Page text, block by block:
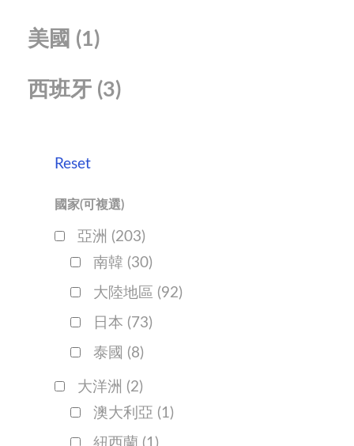
美國 (1)
西班牙 (3)
Reset
國家(可複選)
亞洲 (203)
南韓 (30)
大陸地區 (92)
日本 (73)
泰國 (8)
大洋洲 (2)
澳大利亞 (1)
紐西蘭 (1)